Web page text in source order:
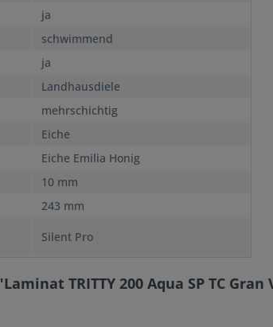
ja
schwimmend
ja
Landhausdiele
mehrschichtig
Eiche
Eiche Emilia Honig
10 mm
243 mm
Silent Pro
TRITTY 200 Aqua SP TC